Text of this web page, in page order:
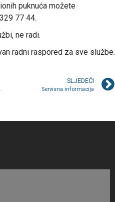
puknuća možete
77 44.
ne radi.
radni raspored za sve službe.
i Hercegovine
SLJEDEĆI
Servisna informacija